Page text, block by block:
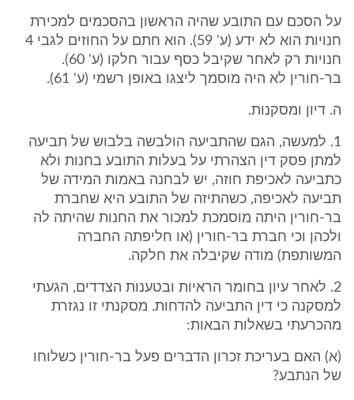
על הסכם עם התובע שהיה הראשון בהסכמים למכירת
חנויות הוא לא ידע (ע' 59). הוא חתם על החוזים לגבי 4
חנויות רק לאחר שקיבל כסף עבור חלקו (ע' 60).
בר-חורין לא היה מוסמך ליצגו באופן רשמי (ע' 61).
ה. דיון ומסקנות.
1. למעשה, הגם שהתביעה הולבשה בלבוש של תביעה
למתן פסק דין הצהרתי על בעלות התובע בחנות ולא
כתביעה לאכיפת חוזה, יש לבחנה באמות המידה של
תביעה לאכיפה, כשהתיזה של התובע היא שחברת
בר-חורין היתה מוסמכת למכור את החנות שהיתה לה
ולכהן וכי חברת בר-חורין (או חליפתה החברה
המשותפת) מודה שקיבלה את חלקה.
2. לאחר עיון בחומר הראיות ובטענות הצדדים, הגעתי
למסקנה כי דין התביעה להדחות. מסקנתי זו נגזרת
מהכרעתי בשאלות הבאות:
(א) האם בעריכת זכרון הדברים פעל בר-חורין כשלוחו
של הנתבע?